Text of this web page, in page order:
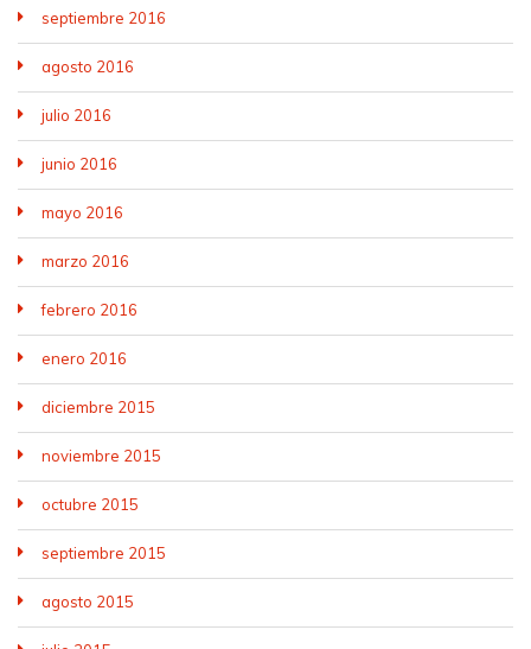
septiembre 2016
agosto 2016
julio 2016
junio 2016
mayo 2016
marzo 2016
febrero 2016
enero 2016
diciembre 2015
noviembre 2015
octubre 2015
septiembre 2015
agosto 2015